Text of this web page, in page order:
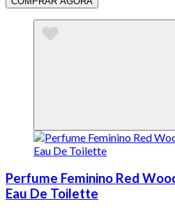
Perfume Feminino Red
Eau De Toilette